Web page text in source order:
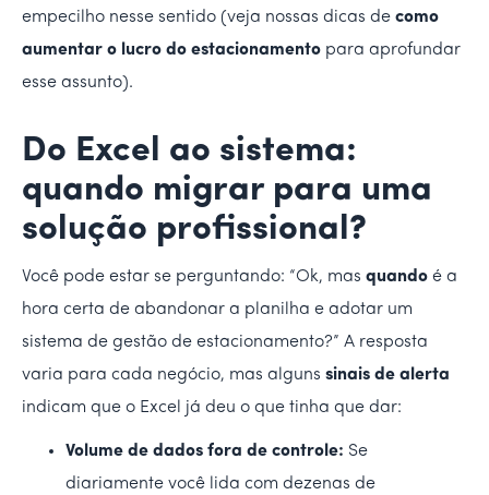
empecilho nesse sentido (veja nossas dicas de como
aumentar o lucro do estacionamento para aprofundar
esse assunto).
Do Excel ao sistema:
quando migrar para uma
solução profissional?
Você pode estar se perguntando: “Ok, mas quando é a
hora certa de abandonar a planilha e adotar um
sistema de gestão de estacionamento?” A resposta
varia para cada negócio, mas alguns sinais de alerta
indicam que o Excel já deu o que tinha que dar:
Volume de dados fora de controle: Se
diariamente você lida com dezenas de